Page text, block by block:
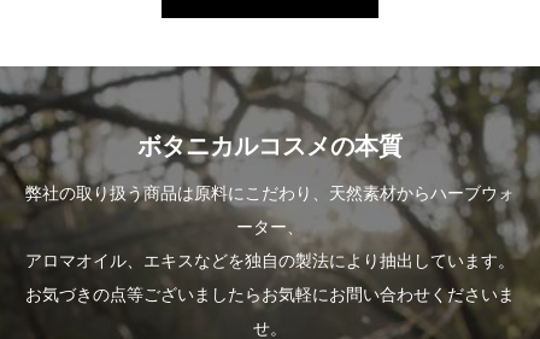
ボタニカルコスメの本質
弊社の取り扱う商品は原料にこだわり、天然素材からハーブウォ
ーター、
アロマオイル、エキスなどを独自の製法により抽出しています。
お気づきの点等ございましたらお気軽にお問い合わせくださいま
せ。